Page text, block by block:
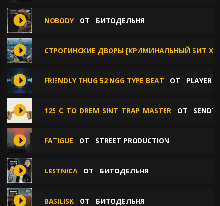
NOBODY ОТ БИТОДЕЛЬНЯ
СТРОГИНСКИЕ ДВОРЫ [КРИМИНАЛЬНЫЙ БИТ X
FRIENDLY THUG 52 NGG TYPE BEAT ОТ PLAYER
125_C_TO_DREM_SINT_TRAP_MASTER ОТ
FATIGUE ОТ STREET PRODUCTION
LESTNICA ОТ БИТОДЕЛЬНЯ
BASILISK ОТ БИТОДЕЛЬНЯ